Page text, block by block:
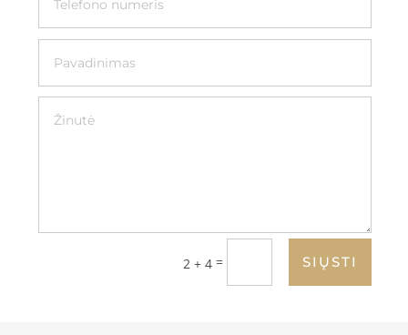
2 + 4 = SIŲSTI